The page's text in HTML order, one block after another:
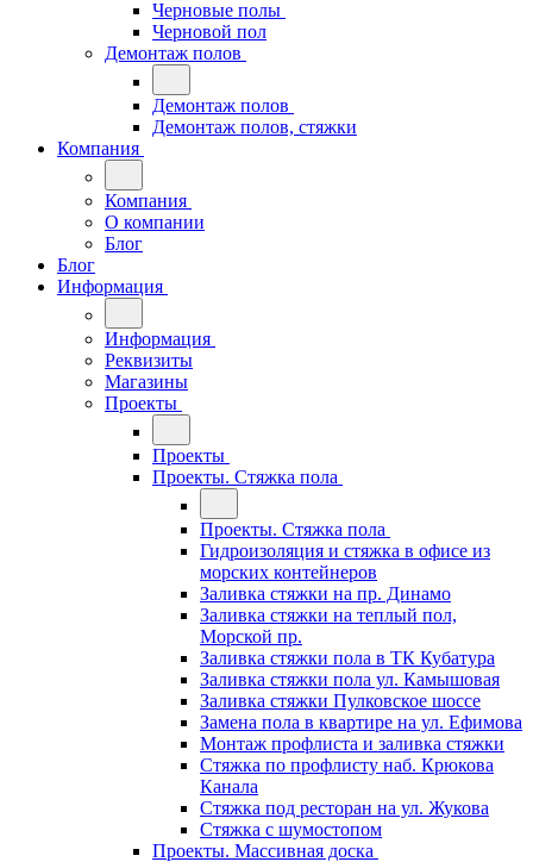
Черновые полы
Черновой пол
Демонтаж полов
Демонтаж полов
Демонтаж полов, стяжки
Компания
Компания
О компании
Блог
Блог
Информация
Информация
Реквизиты
Магазины
Проекты
Проекты
Проекты. Стяжка пола
Проекты. Стяжка пола
Гидроизоляция и стяжка в офисе из
морских контейнеров
Заливка стяжки на пр. Динамо
Заливка стяжки на теплый пол,
Морской пр.
Заливка стяжки пола в ТК Кубатура
Заливка стяжки пола ул. Камышовая
Заливка стяжки Пулковское шоссе
Замена пола в квартире на ул. Ефимова
Монтаж профлиста и заливка стяжки
Стяжка по профлисту наб. Крюкова
Канала
Стяжка под ресторан на ул. Жукова
Стяжка с шумостопом
Проекты. Массивная доска